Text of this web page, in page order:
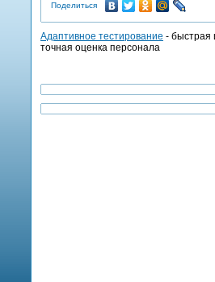
Поделиться
Адаптивное тестирование - быстрая
точная оценка персонала